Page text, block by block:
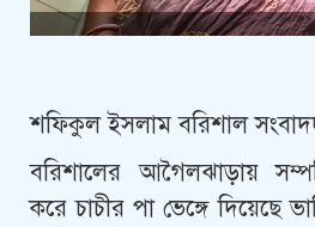
শফিকুল ইসলাম বরিশাল
বরিশালের আগৈলঝাড়ায়
করে চাচীর পা ভেঙ্গে দিয়েছে